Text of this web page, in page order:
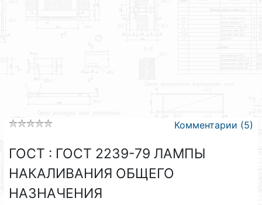
Комментарии (5)
ГОСТ : ГОСТ 2239-79 ЛАМПЫ
НАКАЛИВАНИЯ ОБЩЕГО
НАЗНАЧЕНИЯ